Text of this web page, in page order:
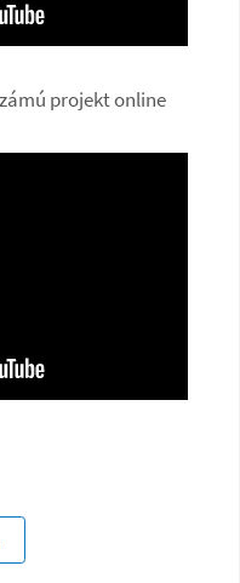
projekt online